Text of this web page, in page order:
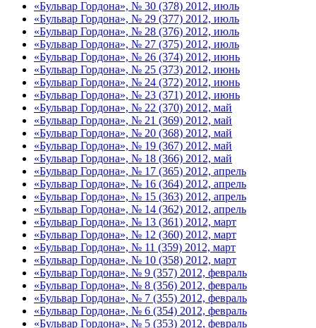
«Бульвар Гордона», № 30 (378) 2012, июль
«Бульвар Гордона», № 29 (377) 2012, июль
«Бульвар Гордона», № 28 (376) 2012, июль
«Бульвар Гордона», № 27 (375) 2012, июль
«Бульвар Гордона», № 26 (374) 2012, июнь
«Бульвар Гордона», № 25 (373) 2012, июнь
«Бульвар Гордона», № 24 (372) 2012, июнь
«Бульвар Гордона», № 23 (371) 2012, июнь
«Бульвар Гордона», № 22 (370) 2012, май
«Бульвар Гордона», № 21 (369) 2012, май
«Бульвар Гордона», № 20 (368) 2012, май
«Бульвар Гордона», № 19 (367) 2012, май
«Бульвар Гордона», № 18 (366) 2012, май
«Бульвар Гордона», № 17 (365) 2012, апрель
«Бульвар Гордона», № 16 (364) 2012, апрель
«Бульвар Гордона», № 15 (363) 2012, апрель
«Бульвар Гордона», № 14 (362) 2012, апрель
«Бульвар Гордона», № 13 (361) 2012, март
«Бульвар Гордона», № 12 (360) 2012, март
«Бульвар Гордона», № 11 (359) 2012, март
«Бульвар Гордона», № 10 (358) 2012, март
«Бульвар Гордона», № 9 (357) 2012, февраль
«Бульвар Гордона», № 8 (356) 2012, февраль
«Бульвар Гордона», № 7 (355) 2012, февраль
«Бульвар Гордона», № 6 (354) 2012, февраль
«Бульвар Гордона», № 5 (353) 2012, февраль